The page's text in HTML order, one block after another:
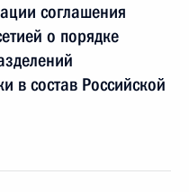
соглашения
о порядке
в состав Российской